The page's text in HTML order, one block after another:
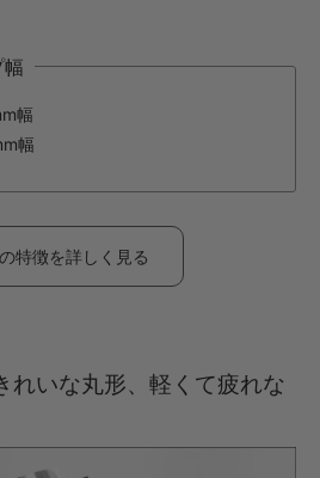
・【カット仕上】ｸﾞﾘｯﾌﾟ小
・【カット仕上】ｸﾞﾘｯﾌﾟ大
・【完成仕上】ｸﾞﾘｯﾌﾟ大
1,408円(税込)
792円(税込)
幅
幅
特徴を詳しく見る
れいな丸形、軽くて疲れな